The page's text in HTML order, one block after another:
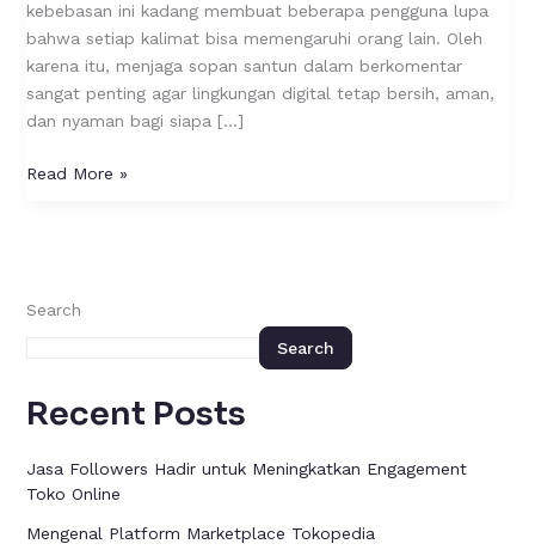
kebebasan ini kadang membuat beberapa pengguna lupa
bahwa setiap kalimat bisa memengaruhi orang lain. Oleh
karena itu, menjaga sopan santun dalam berkomentar
sangat penting agar lingkungan digital tetap bersih, aman,
dan nyaman bagi siapa […]
Read More »
Search
Search
Recent Posts
Jasa Followers Hadir untuk Meningkatkan Engagement
Toko Online
Mengenal Platform Marketplace Tokopedia